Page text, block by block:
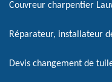
Couvreur charpentier
Réparateur, installateur
Devis changement de